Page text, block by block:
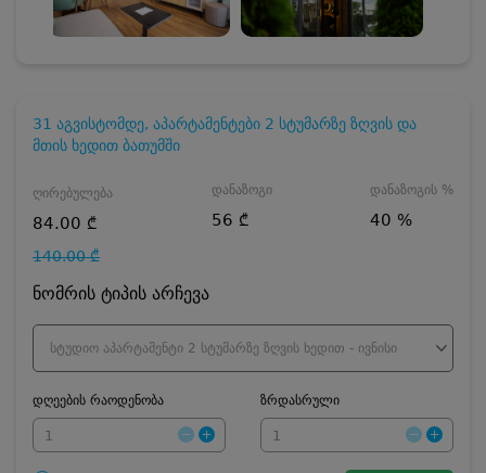
31 აგვისტომდე, აპარტამენტები 2 სტუმარზე ზღვის და
მთის ხედით ბათუმში
ღირებულება
84.00 ₾
140.00 ₾
დანაზოგი
56 ₾
დანაზოგის %
40 %
ნომრის ტიპის არჩევა
სტუდიო აპარტამენტი 2 სტუმარზე ზღვის ხედით - ივნისი
დღეების რაოდენობა ზრდასრული